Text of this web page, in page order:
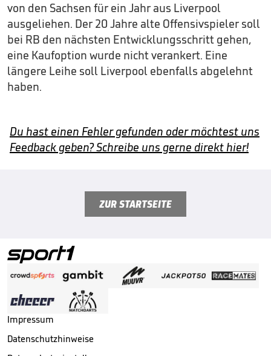
von den Sachsen für ein Jahr aus Liverpool
ausgeliehen. Der 20 Jahre alte Offensivspieler soll
bei RB den nächsten Entwicklungsschritt gehen,
eine Kaufoption wurde nicht verankert. Eine
längere Leihe soll Liverpool ebenfalls abgelehnt
haben.
Du hast einen Fehler gefunden oder möchtest uns
Feedback geben? Schreibe uns gerne direkt hier!
ZUR STARTSEITE
Impressum
Datenschutzhinweise